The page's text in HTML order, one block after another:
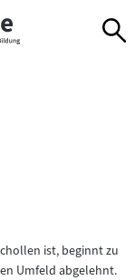
ist, beginnt zu
Umfeld abgelehnt.